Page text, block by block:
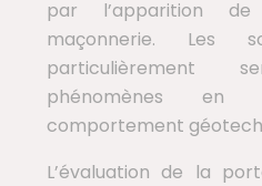
par l’apparition
maçonnerie. Les
particulièrement
phénomènes
comportement
L’évaluation de la